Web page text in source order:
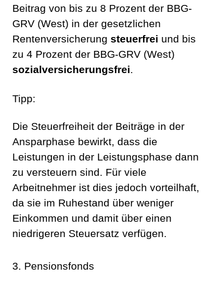
Beitrag von bis zu 8 Prozent der BBG-
GRV (West) in der gesetzlichen
Rentenversicherung steuerfrei und bis
zu 4 Prozent der BBG-GRV (West)
sozialversicherungsfrei.
Tipp:
Die Steuerfreiheit der Beiträge in der
Ansparphase bewirkt, dass die
Leistungen in der Leistungsphase dann
zu versteuern sind. Für viele
Arbeitnehmer ist dies jedoch vorteilhaft,
da sie im Ruhestand über weniger
Einkommen und damit über einen
niedrigeren Steuersatz verfügen.
3. Pensionsfonds